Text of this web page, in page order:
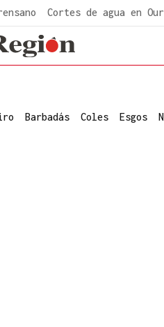
Cortes de agua en
Barbadás Coles Esgos